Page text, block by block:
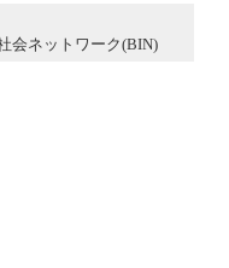
会ネットワーク(BIN)